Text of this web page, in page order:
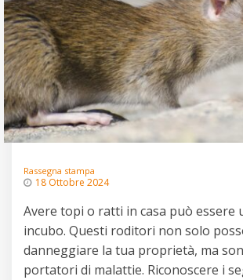
Rassegna stampa
18 Ottobre 2024
Avere topi o ratti in casa può essere
incubo. Questi roditori non solo
danneggiare la tua proprietà, ma
portatori di malattie. Riconoscere i